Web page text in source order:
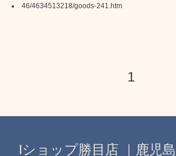
46/4634513218/goods-241.htm
1
Iショップ勝目店 ｜鹿児